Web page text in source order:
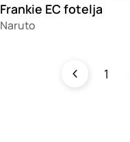
Frankie EC fotelja
Naruto
1